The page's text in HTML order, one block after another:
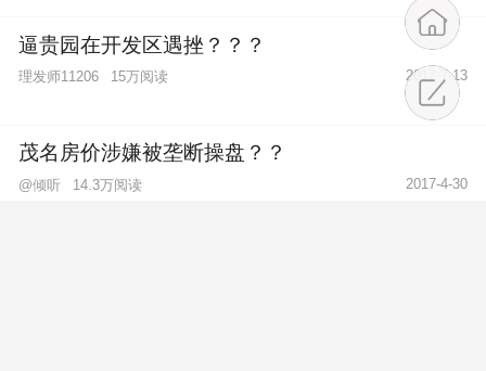
逼贵园在开发区遇挫？？？
理发师11206 15万阅读 2017-7-13
茂名房价涉嫌被垄断操盘？？
@倾听 14.3万阅读 2017-4-30